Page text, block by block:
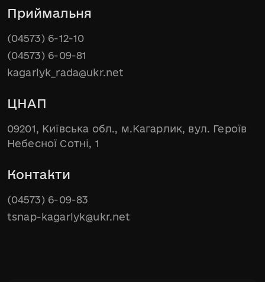
Приймальня
(04573) 6-12-10
(04573) 6-09-81
kagarlyk_rada@ukr.net
ЦНАП
09201, Київська обл., м.Кагарлик, вул. Героїв
Небесної Сотні, 1
Контакти
(04573) 6-09-83
tsnap-kagarlyk@ukr.net